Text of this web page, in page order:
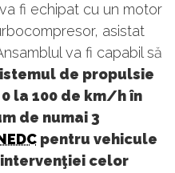
fi echipat cu un motor
asistat
va fi capabil să
de propulsie
la 100 de km/h în
de numai 3
pentru vehicule
celor